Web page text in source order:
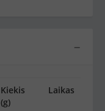
−
Kiekis
(g)
Laikas